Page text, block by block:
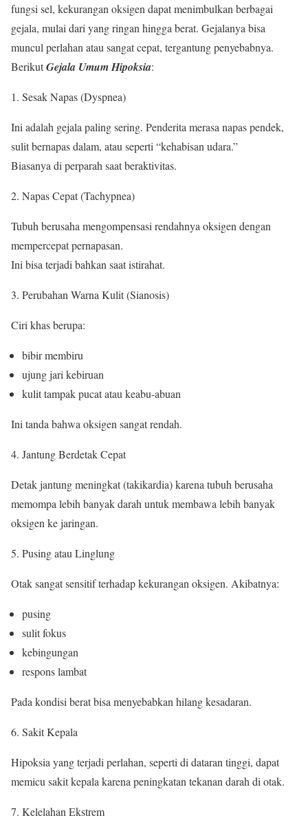
fungsi sel, kekurangan oksigen dapat menimbulkan berbagai
gejala, mulai dari yang ringan hingga berat. Gejalanya bisa
muncul perlahan atau sangat cepat, tergantung penyebabnya.
BerikutGejala Umum Hipoksia:
Sesak Napas (Dyspnea)
Ini adalah gejala paling sering. Penderita merasa napas pendek,
sulit bernapas dalam, atau seperti “kehabisan udara.”
Biasanya di perparah saat beraktivitas.
Napas Cepat (Tachypnea)
Tubuh berusaha mengompensasi rendahnya oksigen dengan
mempercepat pernapasan.
Ini bisa terjadi bahkan saat istirahat.
Perubahan Warna Kulit (Sianosis)
Ciri khas berupa:
bibir membiru
ujung jari kebiruan
kulit tampak pucat atau keabu-abuan
Ini tanda bahwa oksigen sangat rendah.
Jantung Berdetak Cepat
Detak jantung meningkat (takikardia) karena tubuh berusaha
memompa lebih banyak darah untuk membawa lebih banyak
oksigen ke jaringan.
Pusing atau Linglung
Otak sangat sensitif terhadap kekurangan oksigen. Akibatnya:
pusing
sulit fokus
kebingungan
respons lambat
Pada kondisi berat bisa menyebabkan hilang kesadaran.
Sakit Kepala
Hipoksia yang terjadi perlahan, seperti di dataran tinggi, dapat
memicu sakit kepala karena peningkatan tekanan darah di otak.
Kelelahan Ekstrem